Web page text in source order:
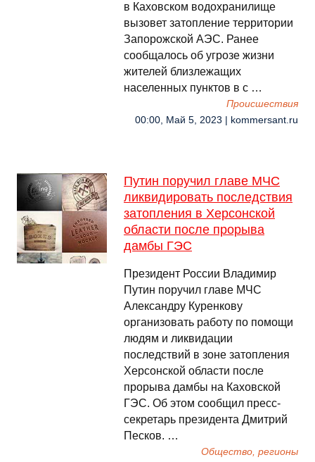
в Каховском водохранилище
вызовет затопление территории
Запорожской АЭС. Ранее
сообщалось об угрозе жизни
жителей близлежащих
населенных пунктов в с …
Происшествия
00:00, Май 5, 2023 | kommersant.ru
Путин поручил главе МЧС
ликвидировать последствия
затопления в Херсонской
области после прорыва
дамбы ГЭС
Президент России Владимир
Путин поручил главе МЧС
Александру Куренкову
организовать работу по помощи
людям и ликвидации
последствий в зоне затопления
Херсонской области после
прорыва дамбы на Каховской
ГЭС. Об этом сообщил пресс-
секретарь президента Дмитрий
Песков. …
Общество, регионы